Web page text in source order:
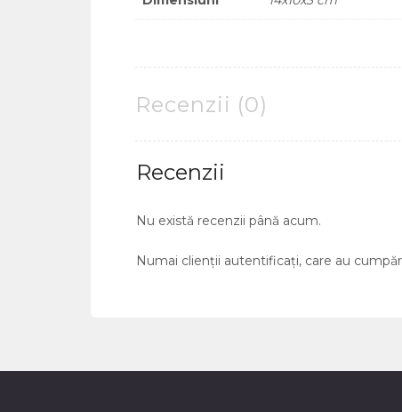
Recenzii (0)
Recenzii
Nu există recenzii până acum.
Numai clienții autentificați, care au